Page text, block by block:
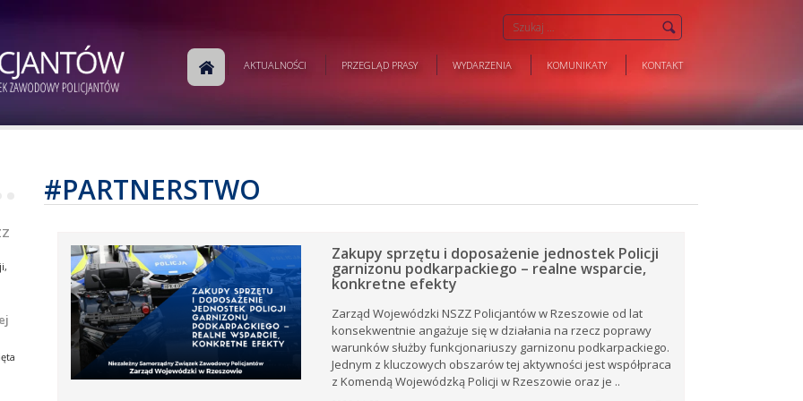
AKTUALNOŚCI PRZEGLĄD PRASY WYDARZENIA KOMUNIKATY KONTAKT
#PARTNERSTWO
Zakupy sprzętu i doposażenie jednostek Policji
garnizonu podkarpackiego – realne wsparcie,
konkretne efekty
Zarząd Wojewódzki NSZZ Policjantów w Rzeszowie od lat
konsekwentnie angażuje się w działania na rzecz poprawy
warunków służby funkcjonariuszy garnizonu podkarpackiego.
Jednym z kluczowych obszarów tej aktywności jest współpraca
z Komendą Wojewódzką Policji w Rzeszowie oraz je ..